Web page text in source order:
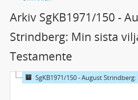
Arkiv SgKB1971/150 -
Strindberg: Min sista
Testamente
SgKB1971/150 - August Strindberg: